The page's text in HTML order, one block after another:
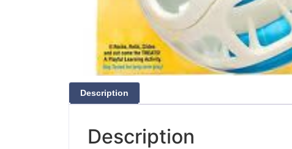
Description
Description